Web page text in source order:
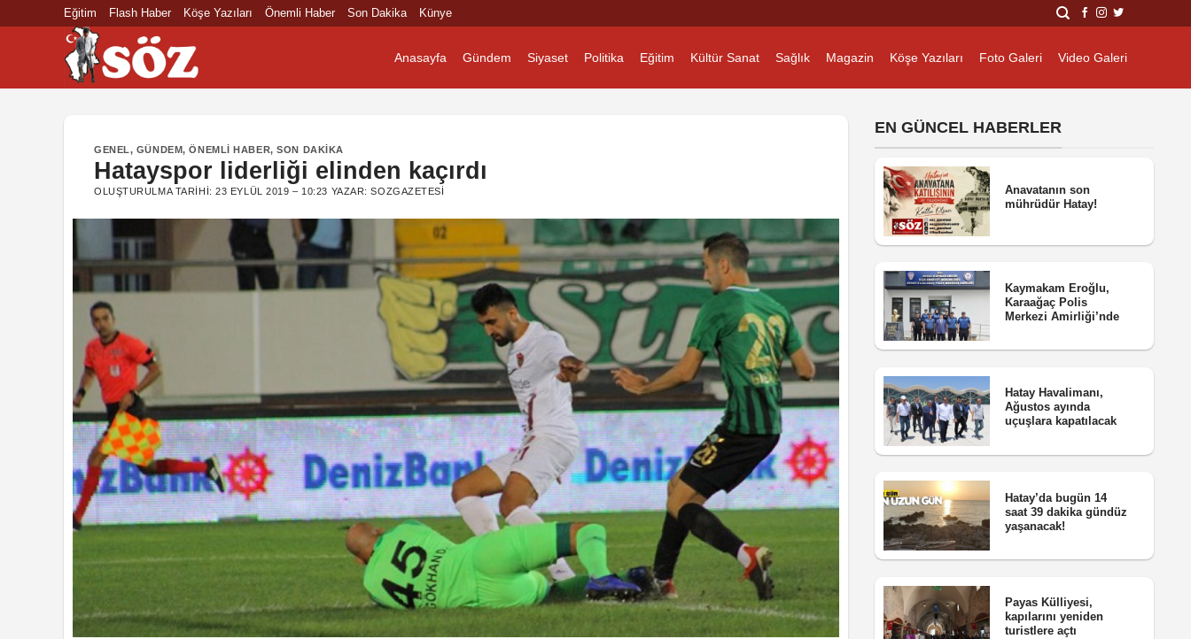
Eğitim Flash Haber Köşe Yazıları Önemli Haber Son Dakika Künye
Anasayfa Gündem Siyaset Politika Eğitim Kültür Sanat Sağlık Magazin Köşe Yazıları Foto Galeri Video Galeri
GENEL, GÜNDEM,ÖNEMLI HABER,SON DAKIKA
Hatayspor liderliği elinden kaçırdı
OLUŞTURULMA TARIHI:23 EYLÜL 2019 – 10:23 YAZAR:SOZGAZETESI
EN GÜNCEL HABERLER
Anavatanın son
mührüdür Hatay!
Kaymakam Eroğlu,
Karaağaç Polis
Merkezi Amirliği’nde
Hatay Havalimanı,
Ağustos ayında
uçuşlara kapatılacak
Hatay’da bugün 14
saat 39 dakika gündüz
yaşanacak!
Payas Külliyesi,
kapılarını yeniden
turistlere açtı